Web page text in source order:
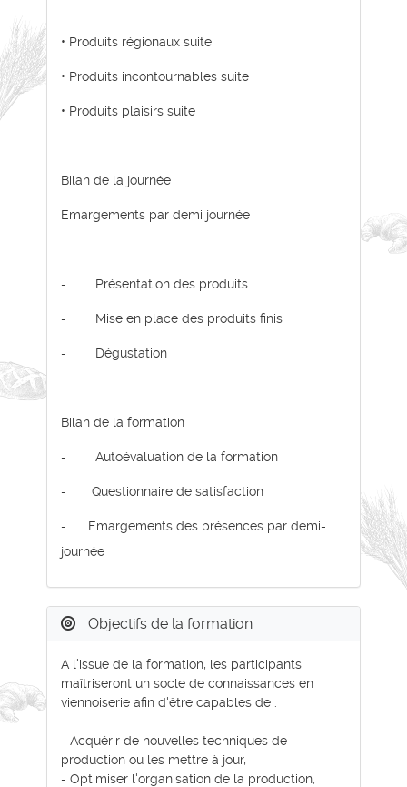
• Produits régionaux suite
• Produits incontournables suite
• Produits plaisirs suite
Bilan de la journée
Emargements par demi journée
- Présentation des produits
- Mise en place des produits finis
- Dégustation
Bilan de la formation
- Autoévaluation de la formation
- Questionnaire de satisfaction
- Emargements des présences par demi-
journée
Objectifs de la formation
A l'issue de la formation, les participants
maîtriseront un socle de connaissances en
viennoiserie afin d'être capables de :
- Acquérir de nouvelles techniques de
production ou les mettre à jour,
- Optimiser l'organisation de la production,